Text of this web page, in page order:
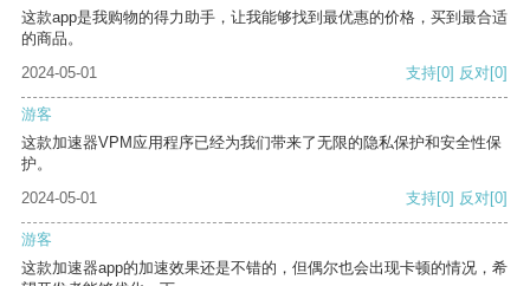
这款app是我购物的得力助手，让我能够找到最优惠的价格，买到最合适
的商品。
2024-05-01
支持[0] 反对[0]
游客
这款加速器VPM应用程序已经为我们带来了无限的隐私保护和安全性保
护。
2024-05-01
支持[0] 反对[0]
游客
这款加速器app的加速效果还是不错的，但偶尔也会出现卡顿的情况，希